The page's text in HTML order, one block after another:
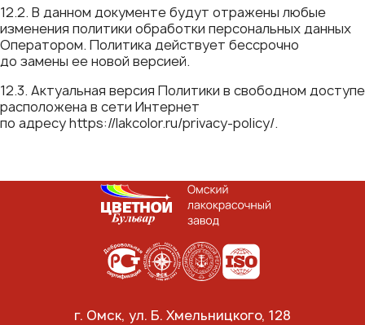
12.2. В данном документе будут отражены любые
изменения политики обработки персональных данных
Оператором. Политика действует бессрочно
до замены ее новой версией.
12.3. Актуальная версия Политики в свободном доступе
расположена в сети Интернет
по адресу https://lakcolor.ru/privacy-policy/.
г. Омск, ул. Б. Хмельницкого, 128